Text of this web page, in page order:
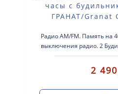
часы с
ГРАНАТ/Granat
Радио AM/FM. Память на
выключения радио. 2
Электронный Корпус:
2